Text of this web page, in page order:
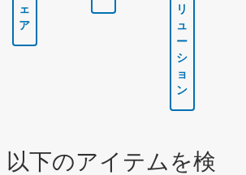
ェ
ア
リ
ュ
ー
シ
ョ
ン
以下のアイテムを検